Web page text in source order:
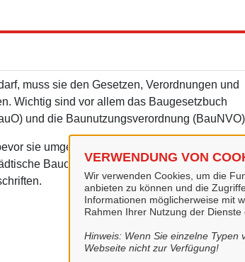
VERWENDUNG VON
Wir verwenden Cookies, um die
anbieten zu können und die
Informationen möglicherweise mit
Rahmen Ihrer Nutzung der Dienste
Hinweis: Wenn Sie einzelne
Webseite nicht zur Verfügung!
muss sie den Gesetzen, Verordnungen und
Wichtig sind vor allem das Baugesetzbuch
und die Baunutzungsverordnung
sie umgesetzt werden können. Von diesem
Bauordnung ist Ihre Anlaufstelle für